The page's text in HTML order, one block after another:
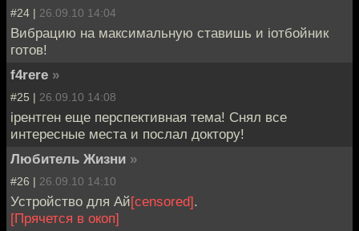
#24 | 26.09.10 14:04
Вибрацию на максимальную ставишь и iотбойник
готов!
f4rere »
#25 | 26.09.10 14:08
iрентген еще перспективная тема! Снял все
интересные места и послал доктору!
Любитель Жизни »
#26 | 26.09.10 14:10
Устройство для Ай[censored].
[Прячется в окоп]